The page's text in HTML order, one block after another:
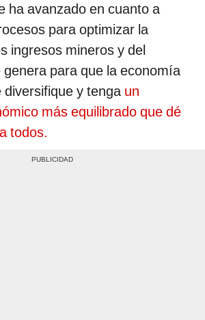
ha avanzado en cuanto a
para optimizar la
ingresos mineros y del
genera para que la economía
y tenga un
más equilibrado que dé
todos.